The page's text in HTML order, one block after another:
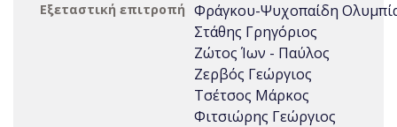
Εξεταστική επιτροπή Φράγκου-Ψυχοπαίδη
Στάθης Γρηγόριος
Ζώτος Ίων - Παύλος
Ζερβός Γεώργιος
Τσέτσος Μάρκος
Φιτσιώρης Γεώργιος